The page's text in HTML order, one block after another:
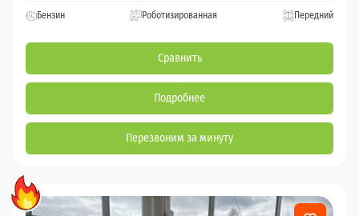
Бензин Роботизированная Передний
Сравнить
Подробнее
Перезвоним за минуту